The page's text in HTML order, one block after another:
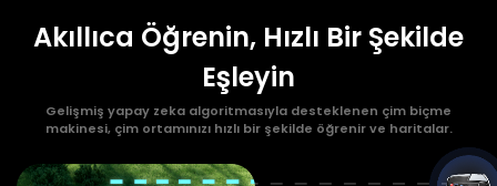
Akıllıca Öğrenin, Hızlı Bir Şekilde
Eşleyin
Gelişmiş yapay zeka algoritmasıyla desteklenen çim biçme
makinesi, çim ortamınızı hızlı bir şekilde öğrenir ve haritalar.